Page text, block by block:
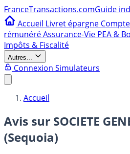
FranceTransactions.comGuide
Accueil Livret épargne
rémunéréAssurance-Vie PEA &
Impôts & Fiscalité
Autres...
Connexion Simulateurs
Accueil
Avis sur SOCIETE
(Sequoia)